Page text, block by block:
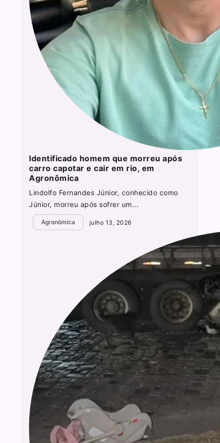
Identificado homem que morreu após
carro capotar e cair em rio, em
Agronômica
Lindolfo Fernandes Júnior, conhecido como
Júnior, morreu após sofrer um...
Agronômica julho 13, 2026